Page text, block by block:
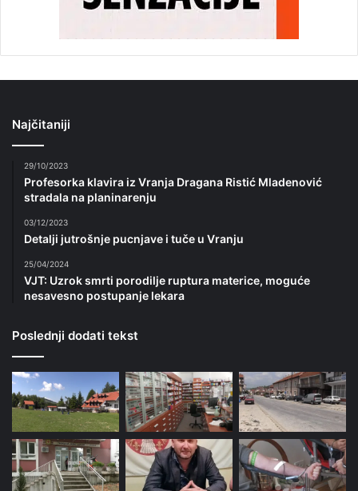
Najčitaniji
29/10/2023
Profesorka klavira iz Vranja Dragana Ristić Mladenović
stradala na planinarenju
03/12/2023
Detalji jutrošnje pucnjave i tuče u Vranju
25/04/2024
VJT: Uzrok smrti porodilje ruptura materice, moguće
nesavesno postupanje lekara
Poslednji dodati tekst